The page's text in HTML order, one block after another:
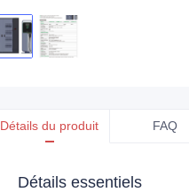
Détails du produit FAQ
Détails essentiels